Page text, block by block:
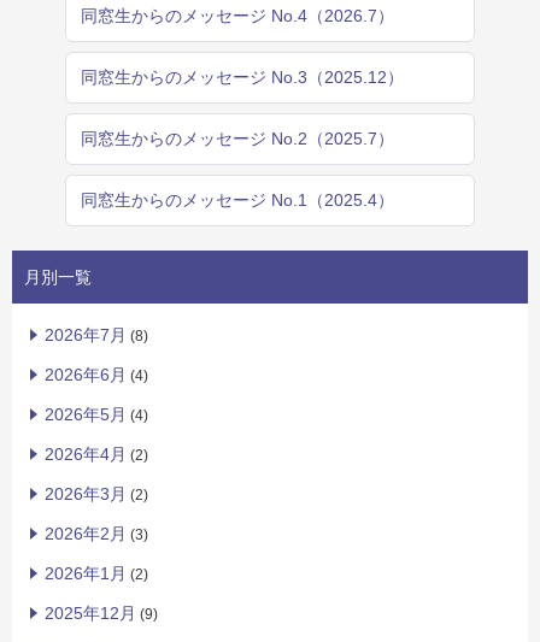
同窓生からのメッセージ No.4（2026.7）
同窓生からのメッセージ No.3（2025.12）
同窓生からのメッセージ No.2（2025.7）
同窓生からのメッセージ No.1（2025.4）
月別一覧
2026年7月 (8)
2026年6月 (4)
2026年5月 (4)
2026年4月 (2)
2026年3月 (2)
2026年2月 (3)
2026年1月 (2)
2025年12月 (9)